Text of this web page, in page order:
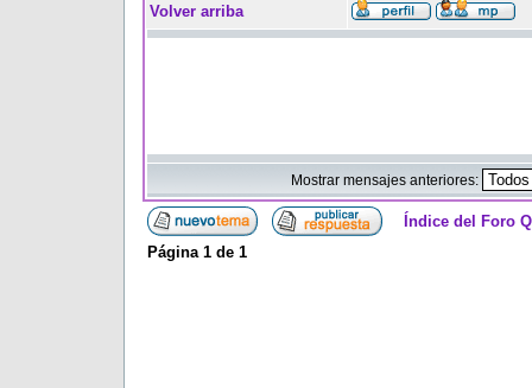
Volver arriba
Mostrar mensajes anteriores:
Índice del Foro
Página 1 de 1